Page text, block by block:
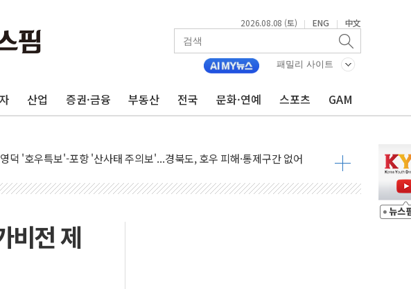
2026.08.08 (토) | ENG | 中文
패밀리 사이트
산업 증권·금융 부동산 전국 문화·연예 스포츠 GAM
재난예산 40억 긴급 투입…고수온 양식장 복구·지원 '총력'
김민석, 정청래에 '0.86%p' 차 재역전 성공...金 45.42% vs 鄭 44.56%
동연설회 나선 송영길·정청래·김민석 당대표 후보
는 김민석 당대표 후보
민주, 제주·인천 경선 결과 발표...김민석 47.75% 정청래 42.08%
비전 제